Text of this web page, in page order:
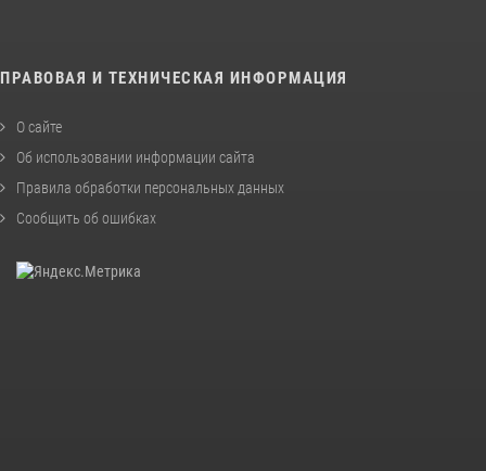
ПРАВОВАЯ И ТЕХНИЧЕСКАЯ ИНФОРМАЦИЯ
О сайте
Об использовании информации сайта
Правила обработки персональных данных
Сообщить об ошибках